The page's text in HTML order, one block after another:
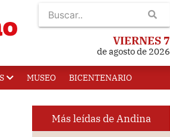
VIERNES 7
de agosto de 2026
MUSEO BICENTENARIO
Más leídas de Andina